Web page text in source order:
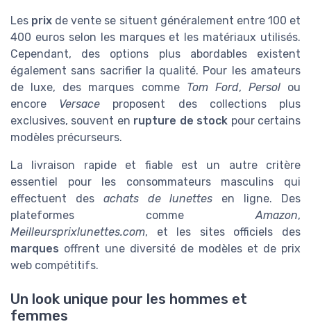
Les prix de vente se situent généralement entre 100 et
400 euros selon les marques et les matériaux utilisés.
Cependant, des options plus abordables existent
également sans sacrifier la qualité. Pour les amateurs
de luxe, des marques comme Tom Ford, Persolou
encore Versace proposent des collections plus
exclusives, souvent en rupture de stock pour certains
modèles précurseurs.
La livraison rapide et fiable est un autre critère
essentiel pour les consommateurs masculins qui
effectuent des achats de lunettes en ligne. Des
plateformes commeAmazon,
Meilleursprixlunettes.com, et les sites officiels des
marques offrent une diversité de modèles et de prix
web compétitifs.
Un look unique pour les hommes et
femmes